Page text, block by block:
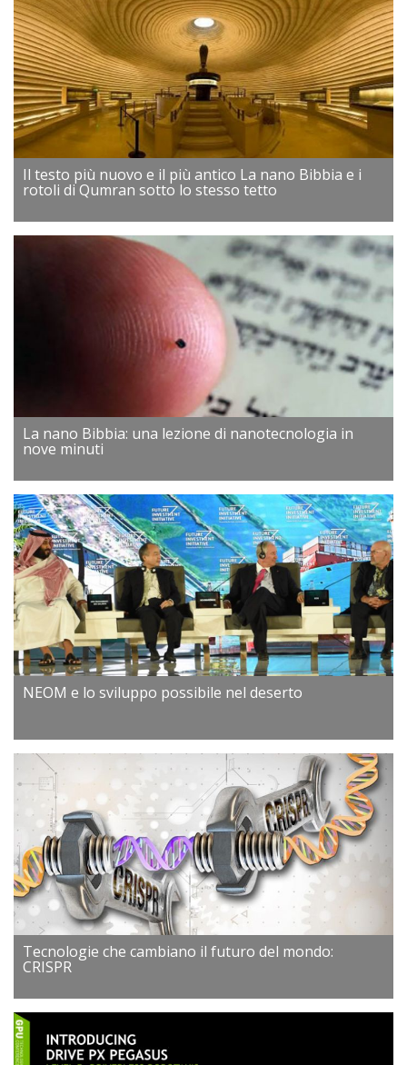
Il testo più nuovo e il più antico La nano Bibbia e i
rotoli di Qumran sotto lo stesso tetto
La nano Bibbia: una lezione di nanotecnologia in
nove minuti
NEOM e lo sviluppo possibile nel deserto
Tecnologie che cambiano il futuro del mondo:
CRISPR